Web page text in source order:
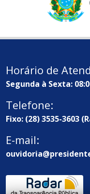
Horário de
Segunda à Sexta:
Telefone:
Fixo: (28) 3535-3603
E-mail: